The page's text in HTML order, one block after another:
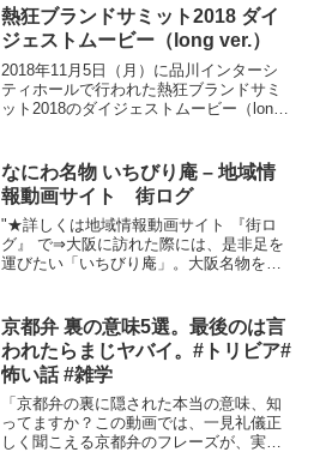
いただけると幸いです。好きなペンは
『SARASA Dry』...
熱狂ブランドサミット2018 ダイ
ジェストムービー（long ver.）
2018年11月5日（月）に品川インターシ
ティホールで行われた熱狂ブランドサミ
ット2018のダイジェストムービー（long
なにわ名物 いちびり庵 – 地域情
報動画サイト 街ログ
"★詳しくは地域情報動画サイト 『街ロ
グ』 で⇒大阪に訪れた際には、是非足を
運びたい「いちびり庵」。大阪名物をモ
が多く、お気に入りが必ず見つかるは
ず。一番人気は「たこ焼...
京都弁 裏の意味5選。最後のは言
われたらまじヤバイ。#トリビア#
怖い話 #雑学
「京都弁の裏に隠された本当の意味、知
ってますか？この動画では、一見礼儀正
しく聞こえる京都弁のフレーズが、実は